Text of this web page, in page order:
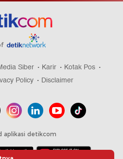
Siber Karir
Kotak Pos
Policy Disclaimer
aplikasi detikcom